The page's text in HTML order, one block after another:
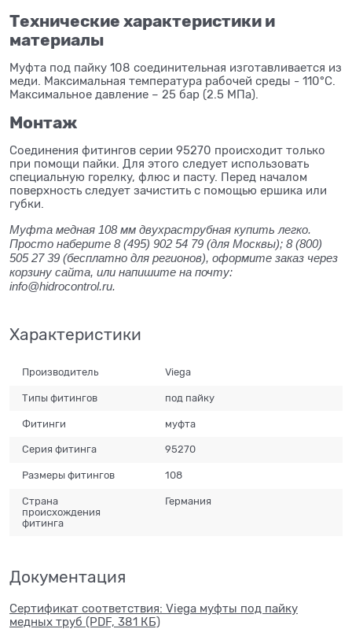
Технические характеристики и
материалы
Муфта под пайку 108 соединительная изготавливается из
меди. Максимальная температура рабочей среды - 110°C.
Максимальное давление – 25 бар (2.5 МПа).
Монтаж
Соединения фитингов серии 95270 происходит только
при помощи пайки. Для этого следует использовать
специальную горелку, флюс и пасту. Перед началом
поверхность следует зачистить с помощью ершика или
губки.
Муфта медная 108 мм двухраструбная купить легко.
Просто наберите 8 (495) 902 54 79 (для Москвы); 8 (800)
505 27 39 (бесплатно для регионов), оформите заказ через
корзину сайта, или напишите на почту:
info@hidrocontrol.ru.
Характеристики
Производитель Viega
Типы фитингов под пайку
Фитинги муфта
Серия фитинга 95270
Размеры фитингов 108
Страна
происхождения
фитинга
Германия
Документация
Сертификат соответствия: Viega муфты под пайку
медных труб (PDF, 381 КБ)